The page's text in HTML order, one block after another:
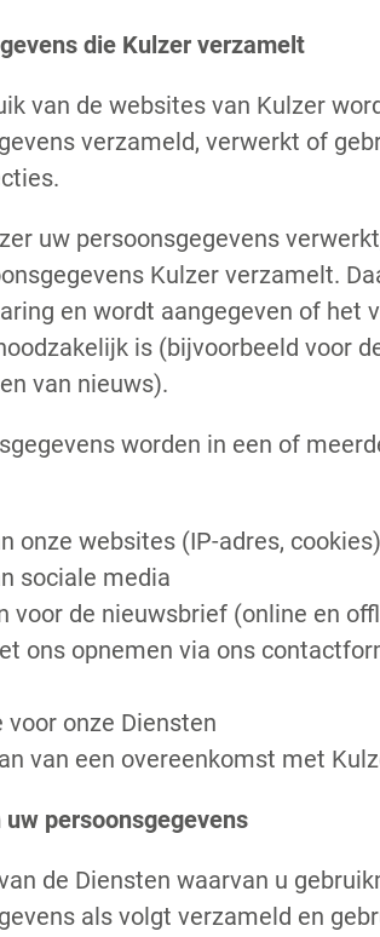
die Kulzer verzamelt
van de websites van Kulzer
verzameld, verwerkt of
uw persoonsgegevens
Kulzer verzamelt.
en wordt aangegeven of het
is (bijvoorbeeld voor
van nieuws).
worden in een of
onze websites (IP-adres, cookies)
sociale media
voor de nieuwsbrief (online en
ons opnemen via ons
voor onze Diensten
van een overeenkomst met
uw persoonsgegevens
de Diensten waarvan u
als volgt verzameld en